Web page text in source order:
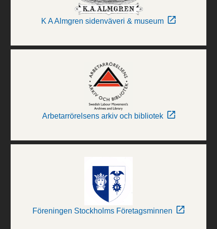
K A Almgren sidenväveri & museum
Arbetarrörelsens arkiv och bibliotek
Föreningen Stockholms Företagsminnen